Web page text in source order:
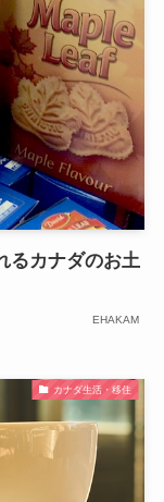
るカナダのお土
EHAKAM
カナダ生活・移住